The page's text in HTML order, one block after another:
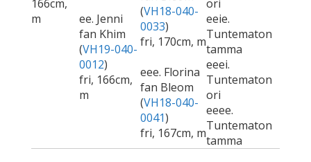
166cm,
m
ee. Jenni
fan Khim
(VH19-040-
0012)
fri, 166cm,
m
(VH18-040-
0033)
fri, 170cm, m
ori
eeie.
Tuntematon
tamma
eee. Florina
fan Bleom
(VH18-040-
0041)
fri, 167cm, m
eeei.
Tuntematon
ori
eeee.
Tuntematon
tamma